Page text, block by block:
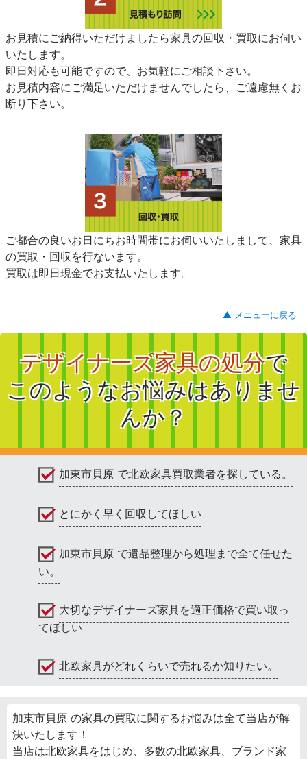
お見積にご納得いただけましたら家具の回収・買取にお伺い
いたします。
即日対応も可能ですので、お気軽にご相談下さい。
お見積内容にご満足いただけませんでしたら、ご遠慮無くお
断り下さい。
ご都合の良いお日にちお時間帯にお伺いいたしまして、家具
の買取・回収を行ないます。
買取は即日現金でお支払いたします。
▲ メニューに戻る
デザイナーズ家具の処分で
このようなお悩みはありませ
んか？
加東市貝原 で北欧家具買取業者を探している。
とにかく早く回収してほしい
加東市貝原 で遺品整理から処理まで全て任せた
い。
大切なデザイナーズ家具を適正価格で買い取っ
てほしい
北欧家具がどれくらいで売れるか知りたい。
加東市貝原 の家具の買取に関するお悩みは全て当店が解
決いたします！
当店は北欧家具をはじめ、多数の北欧家具、ブランド家